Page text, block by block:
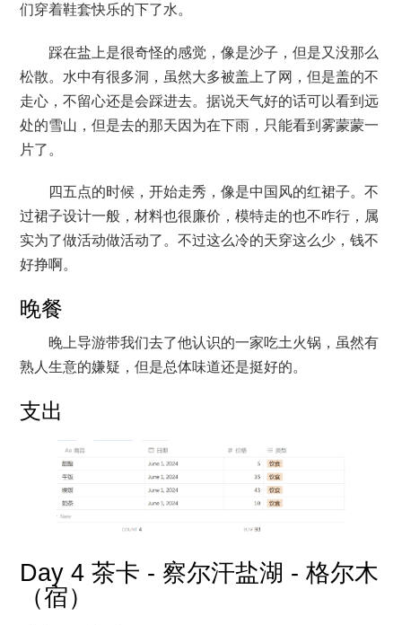
们穿着鞋套快乐的下了水。
踩在盐上是很奇怪的感觉，像是沙子，但是又没那么
松散。水中有很多洞，虽然大多被盖上了网，但是盖的不
走心，不留心还是会踩进去。据说天气好的话可以看到远
处的雪山，但是去的那天因为在下雨，只能看到雾蒙蒙一
片了。
四五点的时候，开始走秀，像是中国风的红裙子。不
过裙子设计一般，材料也很廉价，模特走的也不咋行，属
实为了做活动做活动了。不过这么冷的天穿这么少，钱不
好挣啊。
晚餐
晚上导游带我们去了他认识的一家吃土火锅，虽然有
熟人生意的嫌疑，但是总体味道还是挺好的。
支出
Day 4 茶卡 - 察尔汗盐湖 - 格尔木
（宿）